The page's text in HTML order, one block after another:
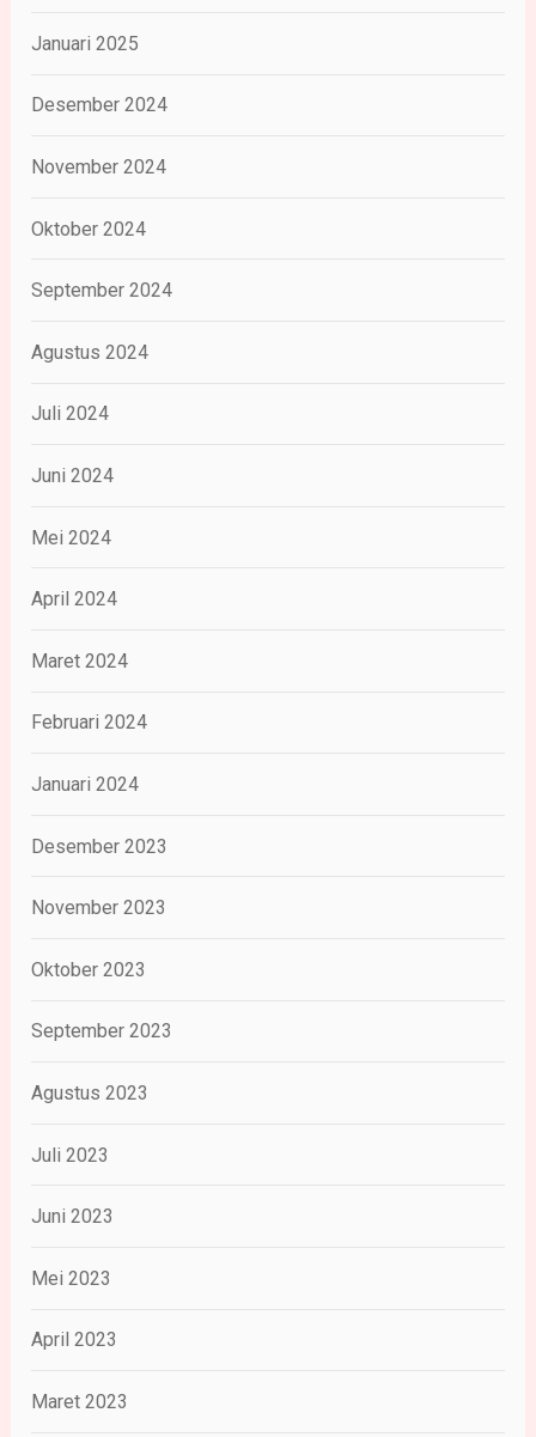
Januari 2025
Desember 2024
November 2024
Oktober 2024
September 2024
Agustus 2024
Juli 2024
Juni 2024
Mei 2024
April 2024
Maret 2024
Februari 2024
Januari 2024
Desember 2023
November 2023
Oktober 2023
September 2023
Agustus 2023
Juli 2023
Juni 2023
Mei 2023
April 2023
Maret 2023